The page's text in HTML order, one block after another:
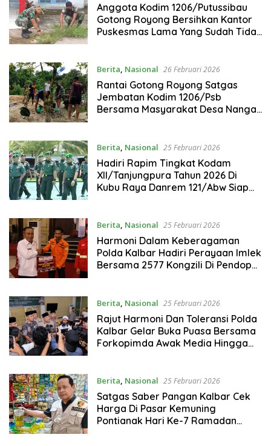
Anggota Kodim 1206/Putussibau
Gotong Royong Bersihkan Kantor
Puskesmas Lama Yang Sudah Tidak
Berita, Nasional 26 Februari 2026
Rantai Gotong Royong Satgas
Jembatan Kodim 1206/Psb
Bersama Masyarakat Desa Nanga
Berita, Nasional 25 Februari 2026
‎Hadiri Rapim Tingkat Kodam
XII/Tanjungpura Tahun 2026 Di
Kubu Raya Danrem 121/Abw Siap
Berita, Nasional 25 Februari 2026
Harmoni Dalam Keberagaman
Polda Kalbar Hadiri Perayaan Imlek
Bersama 2577 Kongzili Di Pendopo
Berita, Nasional 25 Februari 2026
Rajut Harmoni Dan Toleransi Polda
Kalbar Gelar Buka Puasa Bersama
Forkopimda Awak Media Hingga
Berita, Nasional 25 Februari 2026
Satgas Saber Pangan Kalbar Cek
Harga Di Pasar Kemuning
Pontianak Hari Ke-7 Ramadan